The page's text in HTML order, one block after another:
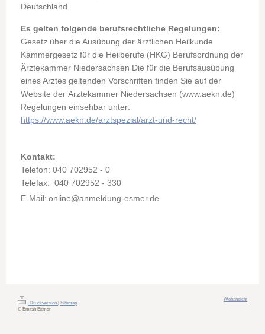
Deutschland
Es gelten folgende berufsrechtliche Regelungen:
Gesetz über die Ausübung der ärztlichen Heilkunde
Kammergesetz für die Heilberufe (HKG) Berufsordnung der
Ärztekammer Niedersachsen Die für die Berufsausübung
eines Arztes geltenden Vorschriften finden Sie auf der
Website der Ärztekammer Niedersachsen (www.aekn.de)
Regelungen einsehbar unter:
https://www.aekn.de/arztspezial/arzt-und-recht/
Kontakt:
Telefon: 040 702952 - 0
Telefax: 040 702952 - 330
E-Mail: online@anmeldung-esmer.de
Druckversion | Sitemap
© Emrah Esmer
Webansicht